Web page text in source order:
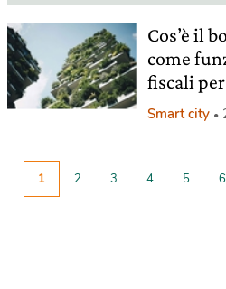
Cos’è il
come
fiscali
Smart city
1 2 3 4 5 6